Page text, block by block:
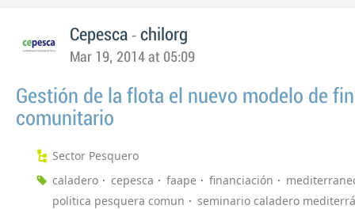
Cepesca - chilorg
Mar 19, 2014 at 05:09
Gestión de la flota el nuevo modelo de
comunitario
Sector Pesquero
caladero
cepesca faape financiación
politica pesquera comun
seminario caladero